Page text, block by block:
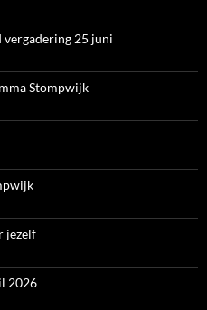
25 juni
Stompwijk
jezelf
2026